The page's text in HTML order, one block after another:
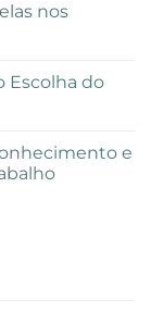
nos
Escolha do
e